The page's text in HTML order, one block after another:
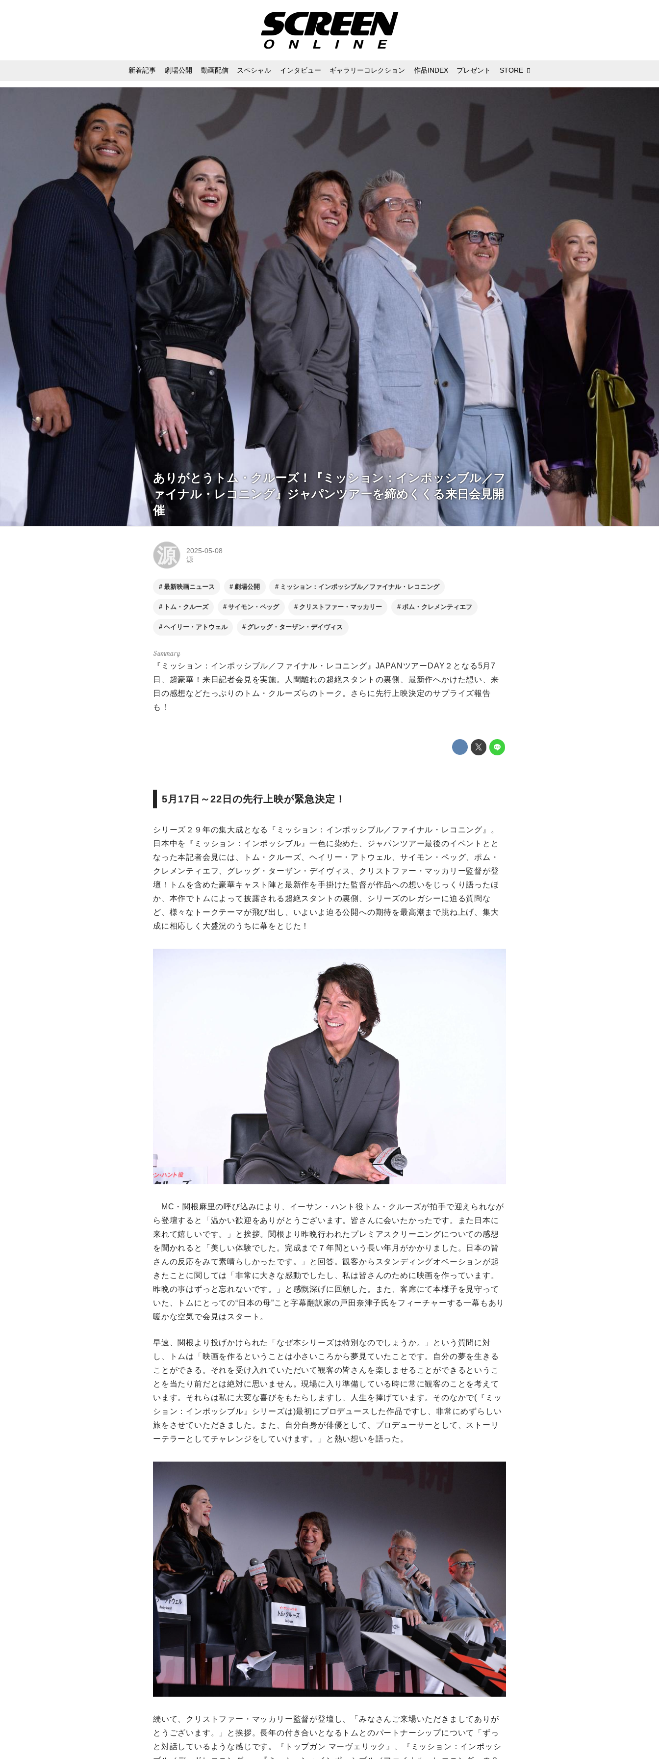
新着記事 劇場公開 動画配信 スペシャル インタビュー ギャラリーコレクション 作品INDEX プレゼント STORE
ありがとうトム・クルーズ！『ミッション：インポッシブル／フ
ァイナル・レコニング』ジャパンツアーを締めくくる来日会見開
催
源
2025-05-08
源
最新映画ニュース 劇場公開 ミッション：インポッシブル／ファイナル・レコニング
トム・クルーズ サイモン・ペッグ クリストファー・マッカリー ポム・クレメンティエフ
ヘイリー・アトウェル グレッグ・ターザン・デイヴィス
『ミッション：インポッシブル／ファイナル・レコニング』JAPANツアーDAY２となる5月7
日、超豪華！来日記者会見を実施。人間離れの超絶スタントの裏側、最新作へかけた想い、来
日の感想などたっぷりのトム・クルーズらのトーク。さらに先行上映決定のサプライズ報告
も！
5月17日～22日の先行上映が緊急決定！
シリーズ２９年の集大成となる『ミッション：インポッシブル／ファイナル・レコニング』。
日本中を『ミッション：インポッシブル』一色に染めた、ジャパンツアー最後のイベントとと
なった本記者会見には、トム・クルーズ、ヘイリー・アトウェル、サイモン・ペッグ、ポム・
クレメンティエフ、グレッグ・ターザン・デイヴィス、クリストファー・マッカリー監督が登
壇！トムを含めた豪華キャスト陣と最新作を手掛けた監督が作品への想いをじっくり語ったほ
か、本作でトムによって披露される超絶スタントの裏側、シリーズのレガシーに迫る質問な
ど、様々なトークテーマが飛び出し、いよいよ迫る公開への期待を最高潮まで跳ね上げ、集大
成に相応しく大盛況のうちに幕をとじた！
MC・関根麻里の呼び込みにより、イーサン・ハント役トム・クルーズが拍手で迎えられなが
ら登壇すると「温かい歓迎をありがとうございます。皆さんに会いたかったです。また日本に
来れて嬉しいです。」と挨拶。関根より昨晩行われたプレミアスクリーニングについての感想
を聞かれると「美しい体験でした。完成まで７年間という長い年月がかかりました。日本の皆
さんの反応をみて素晴らしかったです。」と回答。観客からスタンディングオベーションが起
きたことに関しては「非常に大きな感動でしたし、私は皆さんのために映画を作っています。
昨晩の事はずっと忘れないです。」と感慨深げに回顧した。また、客席にて本様子を見守って
いた、トムにとっての“日本の母”こと字幕翻訳家の戸田奈津子氏をフィーチャーする一幕もあり
暖かな空気で会見はスタート。
早速、関根より投げかけられた「なぜ本シリーズは特別なのでしょうか。」という質問に対
し、トムは「映画を作るということは小さいころから夢見ていたことです。自分の夢を生きる
ことができる。それを受け入れていただいて観客の皆さんを楽しませることができるというこ
とを当たり前だとは絶対に思いません。現場に入り準備している時に常に観客のことを考えて
います。それらは私に大変な喜びをもたらしますし、人生を捧げています。そのなかで(『ミッ
ション：インポッシブル』シリーズは)最初にプロデュースした作品ですし、非常にめずらしい
旅をさせていただきました。また、自分自身が俳優として、プロデューサーとして、ストーリ
ーテラーとしてチャレンジをしていけます。」と熱い想いを語った。
続いて、クリストファー・マッカリー監督が登壇し、「みなさんご来場いただきましてありが
とうございます。」と挨拶。長年の付き合いとなるトムとのパートナーシップについて「ずっ
と対話しているような感じです。『トップガン マーヴェリック』、『ミッション：インポッシ